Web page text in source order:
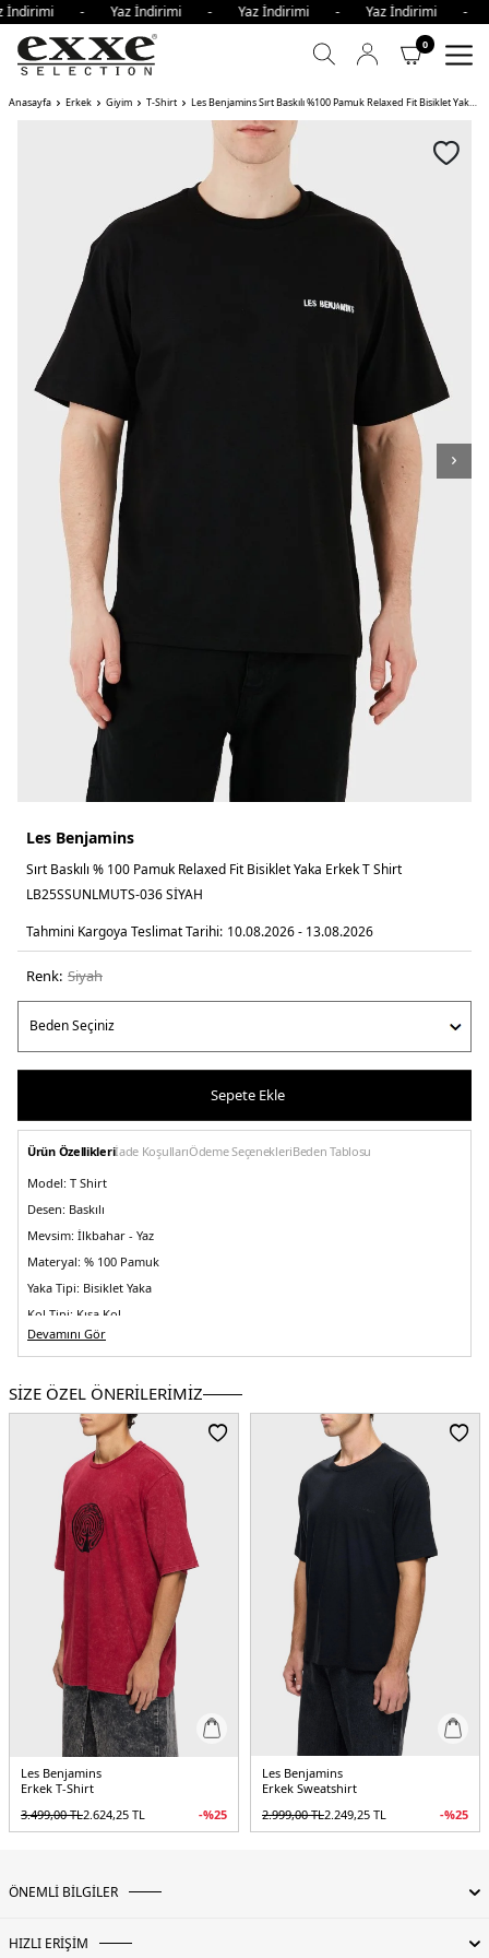
- Yaz İndirimi - Yaz İndirimi - Yaz
0
Anasayfa Erkek Giyim T-Shirt Les Benjamins Sırt Baskılı %100 Pamuk Relaxed Fit Bisiklet Yaka Erkek T Shirt
Les Benjamins
Sırt Baskılı % 100 Pamuk Relaxed Fit Bisiklet Yaka Erkek T Shirt
LB25SSUNLMUTS-036 SİYAH
Tahmini Kargoya Teslimat Tarihi: 10.08.2026 - 13.08.2026
Renk: si̇yah
Sepete Ekle
Ürün Özellikleriİade KoşullarıÖdeme SeçenekleriBeden Tablosu
Model: T Shirt
Desen: Baskılı
Mevsim: İlkbahar - Yaz
Materyal: % 100 Pamuk
Yaka Tipi: Bisiklet Yaka
Kol Tipi: Kısa Kol
Kalıp Bilgisi:Relaxed Fit
Beden : M
Menşei:Türkiye
5DY1LB25SSUNLMUTS036.07
Devamını Gör
SİZE ÖZEL ÖNERİLERİMİZ
Les Benjamins
Erkek T-Shirt
3.499,00TL2.624,25 TL -%25
Les Benjamins
Erkek Sweatshirt
2.999,00TL2.249,25 TL -%25
ÖNEMLİ BİLGİLER
HIZLI ERİŞİM